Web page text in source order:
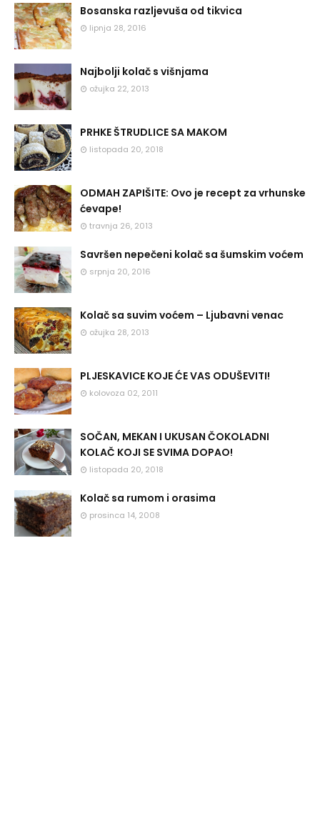
Bosanska razljevuša od tikvica
lipnja 28, 2016
Najbolji kolač s višnjama
ožujka 22, 2013
PRHKE ŠTRUDLICE SA MAKOM
listopada 20, 2018
ODMAH ZAPIŠITE: Ovo je recept za vrhunske
ćevape!
travnja 26, 2013
Savršen nepečeni kolač sa šumskim voćem
srpnja 20, 2016
Kolač sa suvim voćem – Ljubavni venac
ožujka 28, 2013
PLJESKAVICE KOJE ĆE VAS ODUŠEVITI!
kolovoza 02, 2011
SOČAN, MEKAN I UKUSAN ČOKOLADNI
KOLAČ KOJI SE SVIMA DOPAO!
listopada 20, 2018
Kolač sa rumom i orasima
prosinca 14, 2008